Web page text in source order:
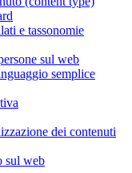
e tassonomie
sul web
semplice
dei contenuti
sul web